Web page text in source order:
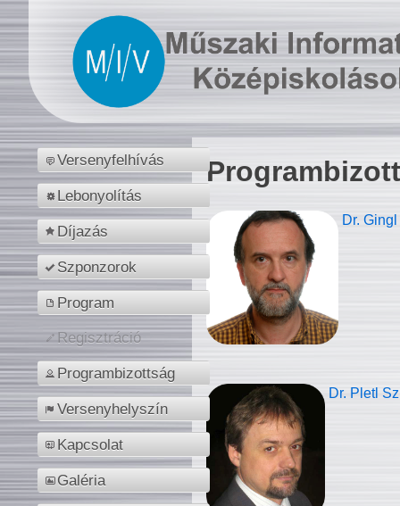
Versenyfelhívás
Lebonyolítás
Díjazás
Szponzorok
Program
Regisztráció
Programbizottság
Versenyhelyszín
Kapcsolat
Galéria
Dr.
Dr. Pletl